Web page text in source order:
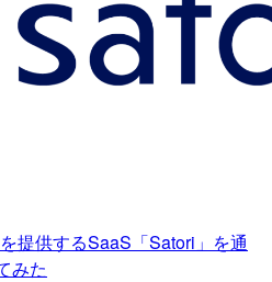
提供するSaaS「Satori」を通
みた